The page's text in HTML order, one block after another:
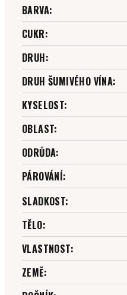
BARVA:
CUKR:
DRUH:
DRUH ŠUMIVÉHO VÍNA:
KYSELOST:
OBLAST:
ODRŮDA:
PÁROVÁNÍ:
SLADKOST:
TĚLO:
VLASTNOST:
ZEMĚ: